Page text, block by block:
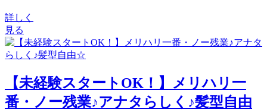
詳しく
見る
【未経験スタートOK！】メリハリ一
番・ノー残業♪アナタらしく♪髪型自由